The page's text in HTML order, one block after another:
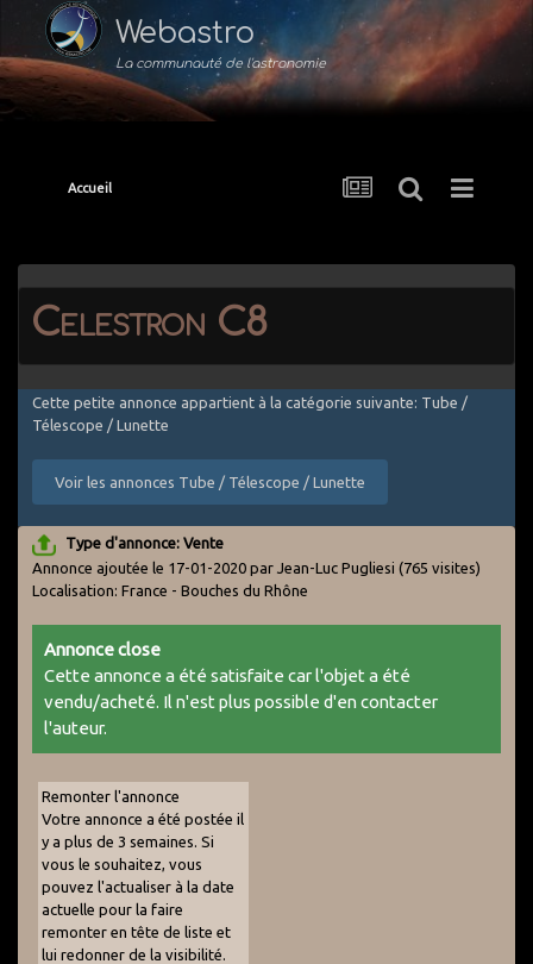
Webastro
La communauté de l'astronomie
Accueil
Celestron C8
Cette petite annonce appartient à la catégorie suivante: Tube /
Télescope / Lunette
Voir les annonces Tube / Télescope / Lunette
Type d'annonce: Vente
Annonce ajoutée le 17-01-2020 par Jean-Luc Pugliesi (765 visites)
Localisation: France - Bouches du Rhône
Annonce close
Cette annonce a été satisfaite car l'objet a été
vendu/acheté. Il n'est plus possible d'en contacter
l'auteur.
Remonter l'annonce
Votre annonce a été postée il
y a plus de 3 semaines. Si
vous le souhaitez, vous
pouvez l'actualiser à la date
actuelle pour la faire
remonter en tête de liste et
lui redonner de la visibilité.